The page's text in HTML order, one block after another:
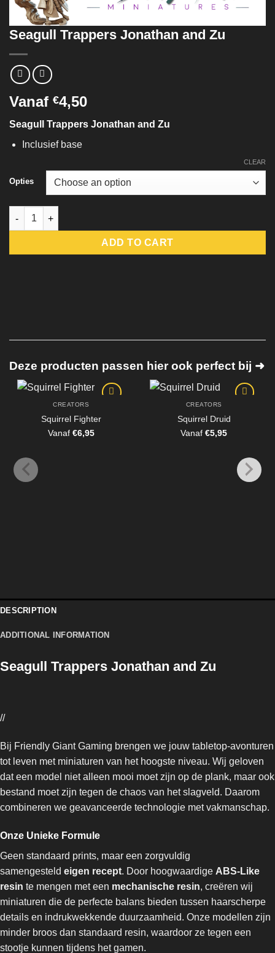
Seagull Trappers Jonathan and Zu
Vanaf €4,50
Seagull Trappers Jonathan and Zu
Inclusief base
Opties
CLEAR
Seagull Trappers Jonathan and Zu quantity
ADD TO CART
Deze producten passen hier ook perfect bij ➜
CREATORS
Squirrel Fighter
Vanaf €6,95
CREATORS
Squirrel Druid
Vanaf€5,95
DESCRIPTION
ADDITIONAL INFORMATION
Seagull Trappers Jonathan and Zu
//
Bij Friendly Giant Gaming brengen we jouw tabletop-avonturen
tot leven met miniaturen van het hoogste niveau. Wij geloven
dat een model niet alleen mooi moet zijn op de plank, maar ook
bestand moet zijn tegen de chaos van het slagveld. Daarom
combineren we geavanceerde technologie met vakmanschap.
Onze Unieke Formule
Geen standaard prints, maar een zorgvuldig
samengesteld eigen recept. Door hoogwaardige ABS-Like
resin te mengen met een mechanische resin, creëren wij
miniaturen die de perfecte balans bieden tussen haarscherpe
details en indrukwekkende duurzaamheid. Onze modellen zijn
minder broos dan standaard resin, waardoor ze tegen een
stootje kunnen tijdens het gamen.